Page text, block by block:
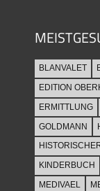
BLANVALET
EDITION
ERMITTLUNG
GOLDMANN
KINDERBUCH
MEDIVAEL